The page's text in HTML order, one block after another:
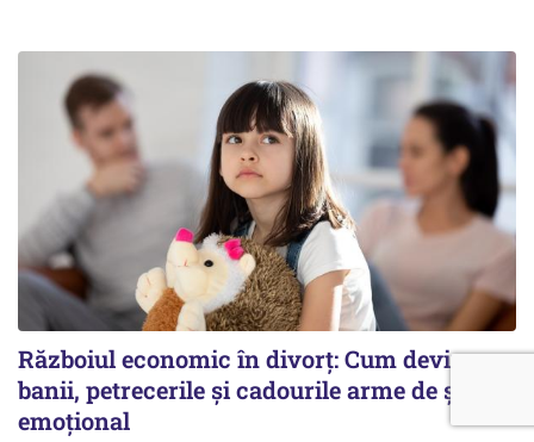
Războiul economic în divorț: Cum devin
banii, petrecerile și cadourile arme de șantaj
emoțional